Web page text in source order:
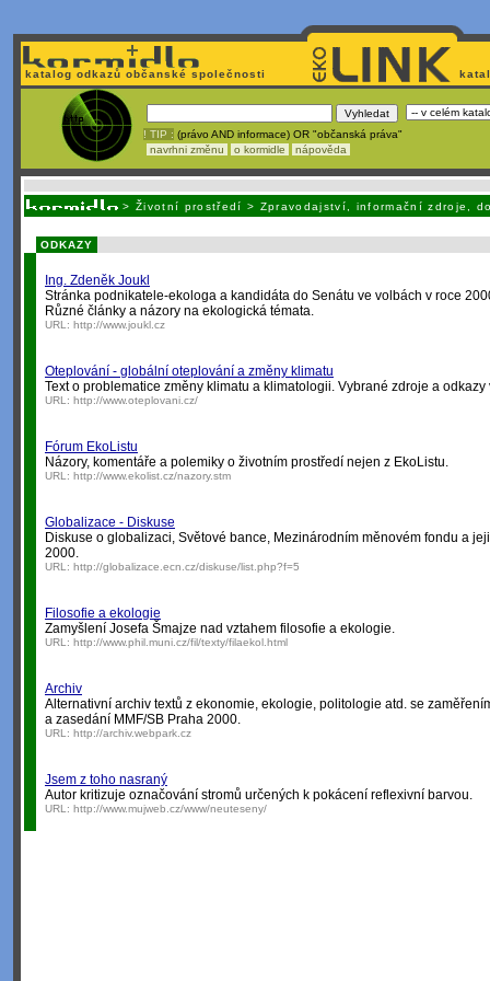
katalog odkazů občanské společnosti
! TIP : (právo AND informace) OR "občanská práva"
navrhni změnu
o kormidle nápověda
> Životní prostředí > Zpravodajství, informační zdroje,
ODKAZY
Ing. Zdeněk Joukl
Stránka podnikatele-ekologa a kandidáta do Senátu ve volbách v roce
Různé články a názory na ekologická témata.
URL: http://www.joukl.cz
Oteplování - globální oteplování a změny klimatu
Text o problematice změny klimatu a klimatologii. Vybrané zdroje a odkazy
URL: http://www.oteplovani.cz/
Fórum EkoListu
Názory, komentáře a polemiky o životním prostředí nejen z EkoListu.
URL: http://www.ekolist.cz/nazory.stm
Globalizace - Diskuse
Diskuse o globalizaci, Světové bance, Mezinárodním měnovém fondu a
2000.
URL: http://globalizace.ecn.cz/diskuse/list.php?f=5
Filosofie a ekologie
Zamyšlení Josefa Šmajze nad vztahem filosofie a ekologie.
URL: http://www.phil.muni.cz/fil/texty/filaekol.html
Archiv
Alternativní archiv textů z ekonomie, ekologie, politologie atd. se
a zasedání MMF/SB Praha 2000.
URL: http://archiv.webpark.cz
Jsem z toho nasraný
Autor kritizuje označování stromů určených k pokácení reflexivní barvou.
URL: http://www.mujweb.cz/www/neuteseny/